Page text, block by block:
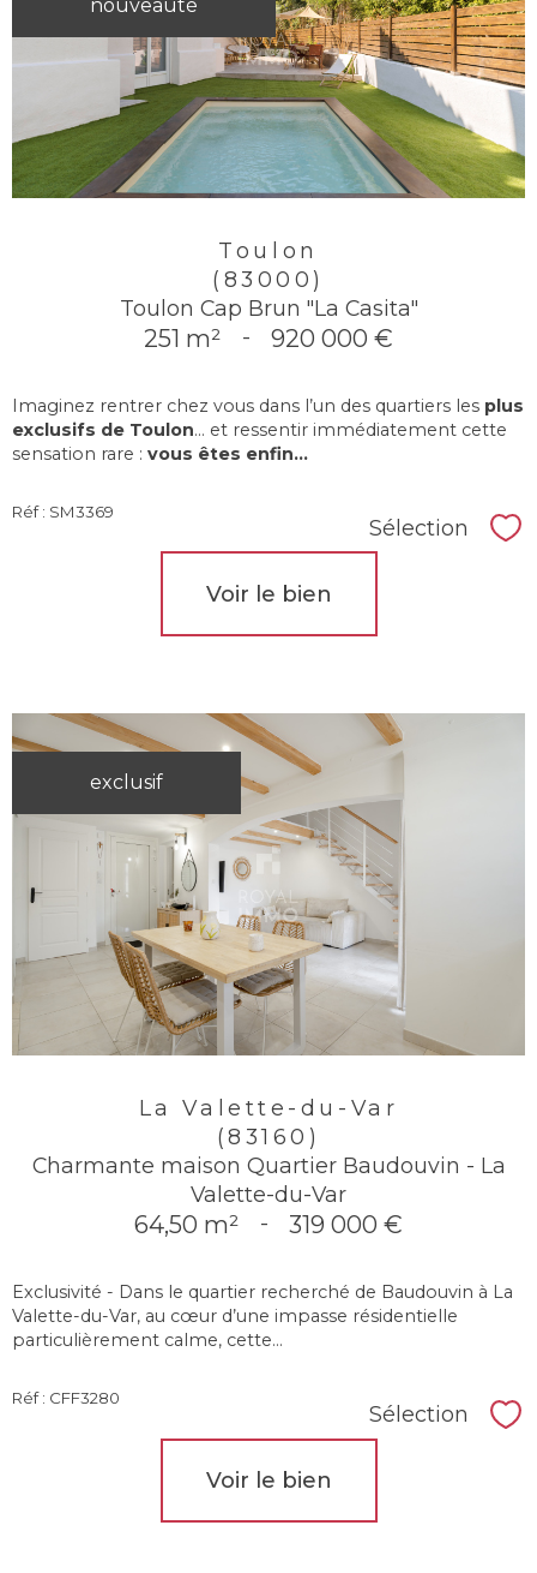
nouveauté
Toulon
(83000)
Toulon Cap Brun "La Casita"
251 m² - 920 000 €
Imaginez rentrer chez vous dans l’un des quartiers les plus
exclusifs de Toulon… et ressentir immédiatement cette
sensation rare : vous êtes enfin...
Réf : SM3369
Sélection
Voir le bien
exclusif
La Valette-du-Var
(83160)
Charmante maison Quartier Baudouvin - La
Valette-du-Var
64,50 m² - 319 000 €
Exclusivité - Dans le quartier recherché de Baudouvin à La
Valette-du-Var, au cœur d’une impasse résidentielle
particulièrement calme, cette...
Réf : CFF3280
Sélection
Voir le bien